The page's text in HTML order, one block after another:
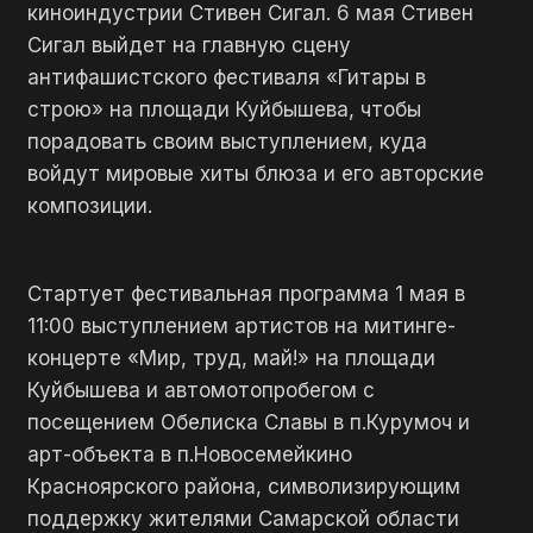
киноиндустрии Стивен Сигал. 6 мая Стивен
Сигал выйдет на главную сцену
антифашистского фестиваля «Гитары в
строю» на площади Куйбышева, чтобы
порадовать своим выступлением, куда
войдут мировые хиты блюза и его авторские
композиции.
Стартует фестивальная программа 1 мая в
11:00 выступлением артистов на митинге-
концерте «Мир, труд, май!» на площади
Куйбышева и автомотопробегом с
посещением Обелиска Славы в п.Курумоч и
арт-объекта в п.Новосемейкино
Красноярского района, символизирующим
поддержку жителями Самарской области